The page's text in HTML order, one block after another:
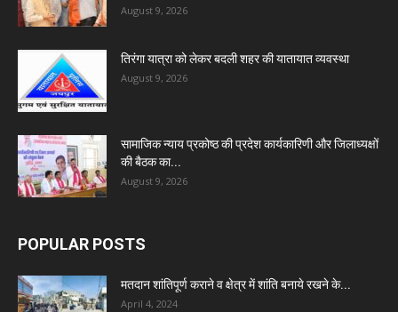
August 9, 2026
तिरंगा यात्रा को लेकर बदली शहर की यातायात व्यवस्था
August 9, 2026
सामाजिक न्याय प्रकोष्ठ की प्रदेश कार्यकारिणी और जिलाध्यक्षों
की बैठक का...
August 9, 2026
POPULAR POSTS
मतदान शांतिपूर्ण कराने व क्षेत्र में शांति बनाये रखने के...
April 4, 2024